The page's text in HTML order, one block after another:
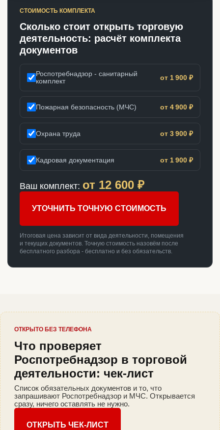
СТОИМОСТЬ КОМПЛЕКТА
Сколько стоит открыть торговую
деятельность: расчёт комплекта
документов
Роспотребнадзор - санитарный
комплект
от 1 900 ₽
Пожарная безопасность (МЧС) от 4 900 ₽
Охрана труда от 3 900 ₽
Кадровая документация от 1 900 ₽
Ваш комплект: от 12 600 ₽
УТОЧНИТЬ ТОЧНУЮ СТОИМОСТЬ
Итоговая цена зависит от вида деятельности, помещения
и текущих документов. Точную стоимость назовём после
бесплатного разбора - бесплатно и без обязательств.
ОТКРЫТО БЕЗ ТЕЛЕФОНА
Что проверяет
Роспотребнадзор в торговой
деятельности: чек-лист
Список обязательных документов и то, что
запрашивают Роспотребнадзор и МЧС. Открывается
сразу, ничего оставлять не нужно.
ОТКРЫТЬ ЧЕК-ЛИСТ